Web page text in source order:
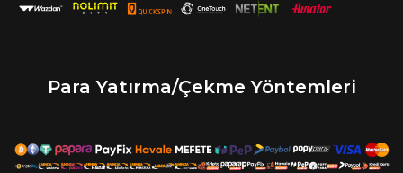
Para Yatırma/Çekme Yöntemleri